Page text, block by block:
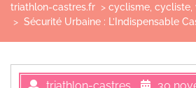
triathlon-castres.fr > cyclisme cycliste
> Sécurité Urbaine : L’Indispensable